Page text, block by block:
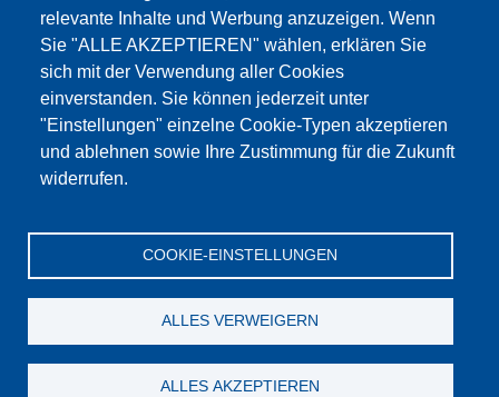
relevante Inhalte und Werbung anzuzeigen. Wenn
Sie "ALLE AKZEPTIEREN" wählen, erklären Sie
sich mit der Verwendung aller Cookies
einverstanden. Sie können jederzeit unter
"Einstellungen" einzelne Cookie-Typen akzeptieren
und ablehnen sowie Ihre Zustimmung für die Zukunft
widerrufen.
COOKIE-EINSTELLUNGEN
ALLES VERWEIGERN
ALLES AKZEPTIEREN
NUR DIE GOOGLE MAPS COOKIES
AKZEPTIEREN.
Alle Cookies akzeptieren
© Testing Bluhm & Feuerherdt GmbH 07.08.2026